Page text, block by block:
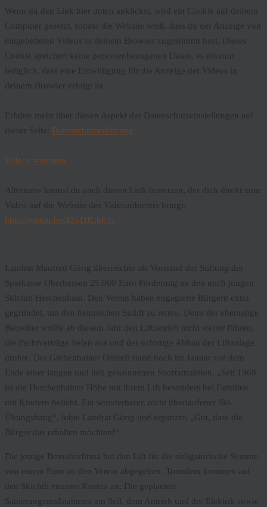
Wenn du den Link hier unten anklickst, wird ein Cookie auf deinem
Computer gesetzt, sodass die Website weiß, dass du der Anzeige von
eingebetteten Videos in deinem Browser zugestimmt hast. Dieses
Cookie speichert keine personenbezogenen Daten, es erkennt
lediglich, dass eine Einwilligung für die Anzeige der Videos in
deinem Browser erfolgt ist.
Erfahre mehr über diesen Aspekt der Datenschutzeinstellungen auf
dieser Seite: Datenschutzerklärung
Videos anzeigen
Alternativ kannst du auch diesen Link benutzen, der dich direkt zum
Video auf die Website des Videoanbieters bringt:
https://youtu.be/4ZijDJGk63s
Landrat Manfred Görig überreichte als Vorstand der Stiftung der
Sparkasse Oberhessen 25.000 Euro Förderung an den noch jungen
Skiclub Herchenhain. Den Verein haben engagierte Bürgern extra
gegründet, um den heimischen Skilift zu retten. Denn der ehemalige
Betreiber wollte ab diesem Jahr den Liftbetrieb nicht weiter führen,
die Pachtverträge liefen aus und der sofortige Abbau der Liftanlage
drohte. Der Grebenhainer Ortsteil stand noch im Januar vor dem
Ende einer langen und lieb gewonnenen Sportattraktion. „Seit 1968
ist die Herchenhainer Höhe mit ihrem Lift besonders bei Familien
mit Kindern beliebt. Ein wunderbarer, nicht überlaufener Ski-
Übungshang“, lobte Landrat Görig und ergänzte: „Gut, dass die
Bürger das erhalten möchten!“
Die jetzige Betreiberfirma hat den Lift für die obligatorische Summe
von einem Euro an den Verein abgegeben. Trotzdem kommen auf
den Skiclub enorme Kosten zu: Die geplanten
Sanierungsmaßnahmen am Seil, dem Antrieb und der Elektrik sowie